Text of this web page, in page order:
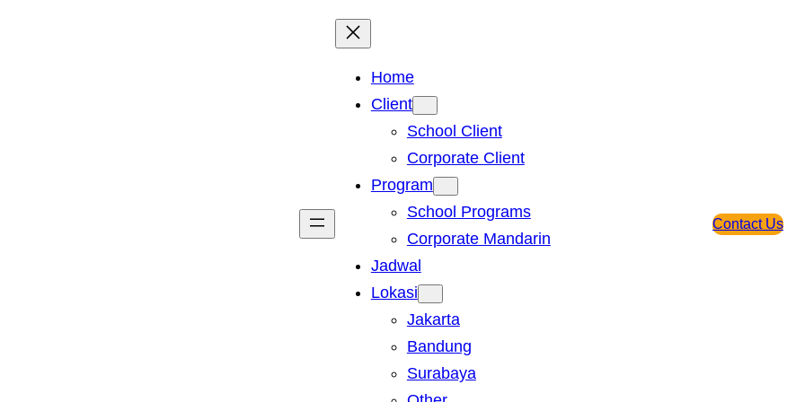
Home
Client
School Client
Corporate Client
Program
School Programs
Corporate Mandarin
Jadwal
Lokasi
Jakarta
Bandung
Surabaya
Contact Us